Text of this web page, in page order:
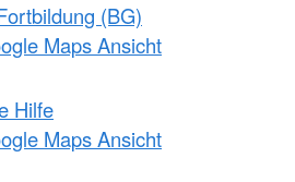
(BG)
Maps Ansicht
Hilfe
Maps Ansicht